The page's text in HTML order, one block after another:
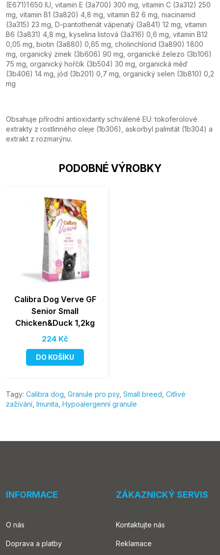
(E671)1 650 IU, vitamin E (3a700) 300 mg, vitamin C (3a312) 250
mg, vitamin B1 (3a820) 4,8 mg, vitamin B2 6 mg, niacinamid
(3a315) 23 mg, D-pantothenát vápenatý (3a841) 12 mg, vitamin
B6 (3a831) 4,8 mg, kyselina listová (3a316) 0,6 mg, vitamin B12
0,05 mg, biotin (3a880) 0,65 mg, cholinchlorid (3a890) 1 800
mg, organický zinek (3b606) 90 mg, organické železo (3b106)
75 mg, organický hořčík (3b504) 30 mg, organická měď
(3b406) 14 mg, jód (3b201) 0,7 mg, organický selen (3b810) 0,2
mg
Obsahuje přírodní antioxidanty schválené EU: tokoferolové
extrakty z rostlinného oleje (1b306), askorbyl palmitát (1b304) a
extrakt z rozmarýnu.
PODOBNÉ VÝROBKY
Calibra Dog Verve GF
Senior Small
Chicken&Duck 1,2kg
224 Kč
DO KOŠÍKU
Tagy: Calibra dog Granule pro psy, Small breed Citlivé
zažívání Imunita Hypoalergenní granule
INFORMACE
O nás
Doprava a platby
ZÁKAZNICKÝ SERVIS
Kontaktujte nás
Reklamace